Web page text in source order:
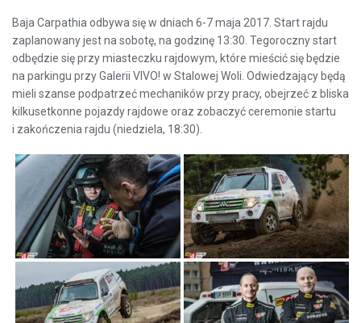
Baja Carpathia odbywa się w dniach 6-7 maja 2017. Start rajdu
zaplanowany jest na sobotę, na godzinę 13:30. Tegoroczny start
odbędzie się przy miasteczku rajdowym, które mieścić się będzie
na parkingu przy Galerii VIVO! w Stalowej Woli. Odwiedzający będą
mieli szanse podpatrzeć mechaników przy pracy, obejrzeć z bliska
kilkusetkonne pojazdy rajdowe oraz zobaczyć ceremonie startu
i zakończenia rajdu (niedziela, 18:30).